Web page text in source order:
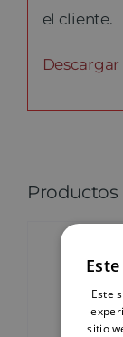
el cliente.
Este
sitio